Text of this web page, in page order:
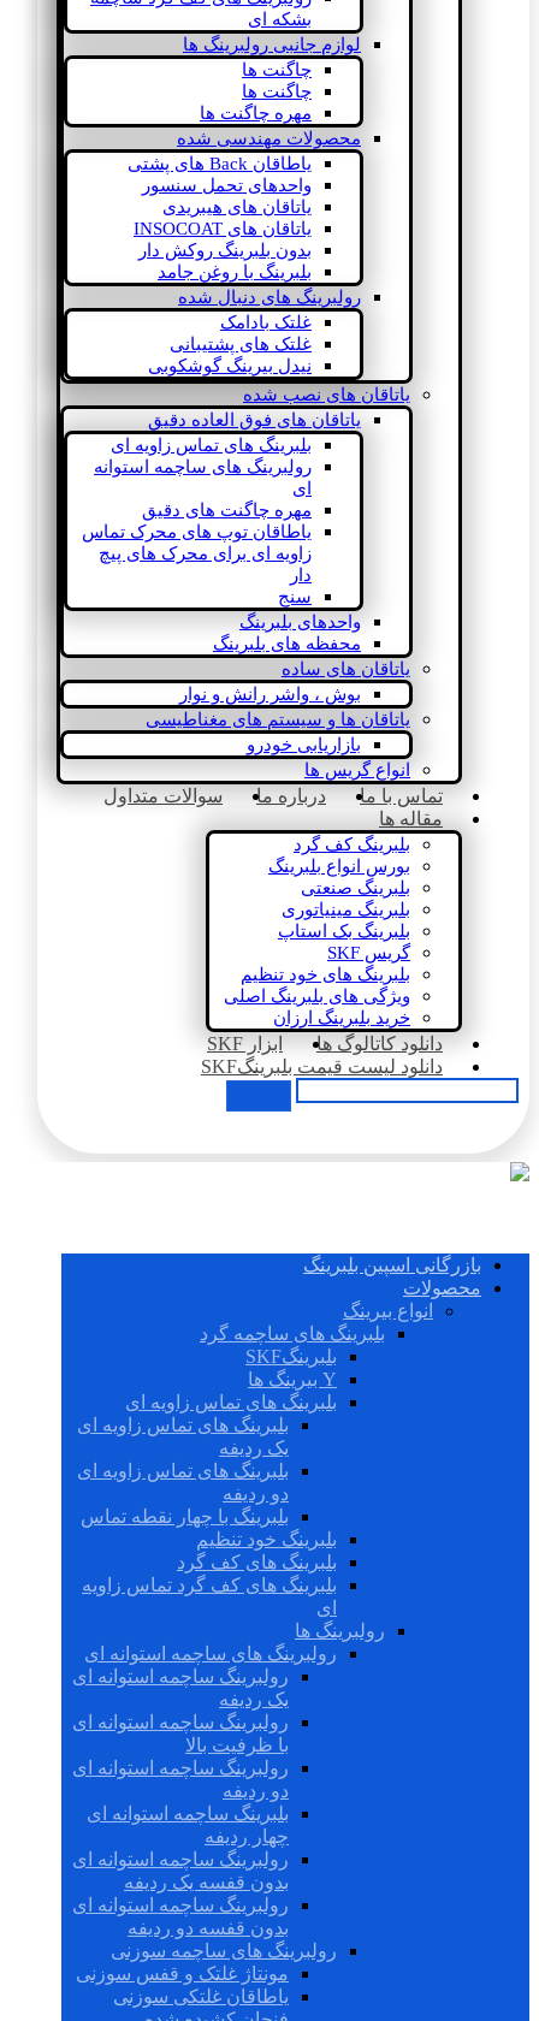
بشکه ای
لوازم جانبی رولبرینگ ها
چاگنت ها
چاگنت ها
مهره چاگنت ها
محصولات مهندسی شده
یاطاقان Back های پشتی
واحدهای تحمل سنسور
یاتاقان های هیبریدی
یاتاقان های INSOCOAT
بدون بلبرینگ روکش دار
بلبرینگ با روغن جامد
رولبرینگ های دنبال شده
غلتک بادامک
غلتک های پشتیبانی
نیدل بیرینگ گوشکوبی
یاتاقان های نصب شده
یاتاقان های فوق العاده دقیق
بلبرینگ های تماس زاویه ای
رولبرینگ های ساچمه استوانه
ای
مهره چاگنت های دقیق
یاطاقان توپ های محرک تماس
زاویه ای برای محرک های پیچ
دار
سنج
واحدهای بلبرینگ
محفظه های بلبرینگ
یاتاقان های ساده
بوش ، واشر رانش و نوار
یاتاقان ها و سیستم های مغناطیسی
بازاریابی خودرو
انواع گریس ها
تماس با ما درباره ما
سوالات متداول
مقاله ها
بلبرینگ کف گرد
بورس انواع بلبرینگ
بلبرینگ صنعتی
بلبرینگ مینیاتوری
بلبرینگ بک استاپ
گریس SKF
بلبرینگ های خود تنظیم
ویژگی های بلبرینگ اصلی
خرید بلبرینگ ارزان
دانلود کاتالوگ ها
ابزار SKF
دانلود لیست قیمت بلبرینگSKF
بازرگانی اسپین بلبرینگ
محصولات
انواع بیرینگ
بلبرینگ های ساچمه گرد
بلبرینگSKF
Y بیرینگ ها
بلبرینگ های تماس زاویه ای
بلبرینگ های تماس زاویه ای
یک ردیفه
بلبرینگ های تماس زاویه ای
دو ردیفه
بلبرینگ با چهار نقطه تماس
بلبرینگ خود تنظیم
بلبرینگ های کف گرد
بلبرینگ های کف گرد تماس زاویه
ای
رولبرینگ ها
رولبرینگ های ساچمه استوانه ای
رولبرینگ ساچمه استوانه ای
یک ردیفه
رولبرینگ ساچمه استوانه ای
با ظرفیت بالا
رولبرینگ ساچمه استوانه ای
دو ردیفه
بلبرینگ ساچمه استوانه ای
چهار ردیفه
رولبرینگ ساچمه استوانه ای
بدون قفسه یک ردیفه
رولبرینگ ساچمه استوانه ای
بدون قفسه دو ردیفه
رولبرینگ های ساچمه سوزنی
مونتاژ غلتک و قفس سوزنی
یاطاقان غلتکی سوزنی